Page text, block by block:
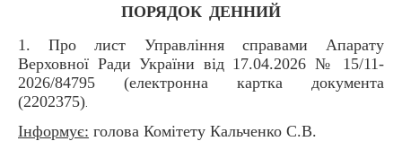
ПОРЯДОК ДЕННИЙ
1. Про лист Управління справами Апарату
Верховної Ради України від 17.04.2026 № 15/11-
2026/84795 (електронна картка документа
(2202375).
Інформує: голова Комітету Кальченко С.В.